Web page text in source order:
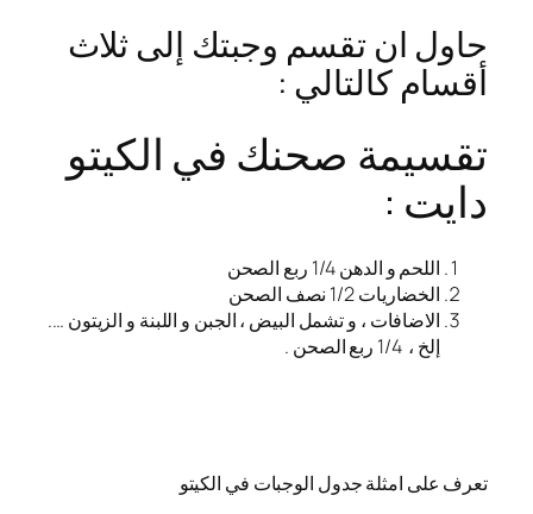
حاول ان تقسم وجبتك إلى ثلاث
أقسام كالتالي :
تقسيمة صحنك في الكيتو
دايت :
اللحم و الدهن 1/4 ربع الصحن
الخضاريات 1/2 نصف الصحن
الاضافات ، و تشمل البيض ، الجبن و اللبنة و الزيتون ….
إلخ ، 1/4 ربع الصحن .
تعرف على امثلة جدول الوجبات في الكيتو